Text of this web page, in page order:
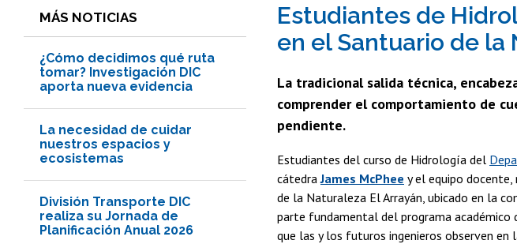
MÁS NOTICIAS
¿Cómo decidimos qué ruta
tomar? Investigación DIC
aporta nueva evidencia
La necesidad de cuidar
nuestros espacios y
ecosistemas
División Transporte DIC
realiza su Jornada de
Planificación Anual 2026
Estudiantes de
en el Santuario de la
La tradicional salida técnica,
comprender el comportamiento de
pendiente.
Estudiantes del curso de Hidrología del
cátedraJames McPhee y el equipo
de la Naturaleza El Arrayán, ubicado en la
parte fundamental del programa académico
que las y los futuros ingenieros observen